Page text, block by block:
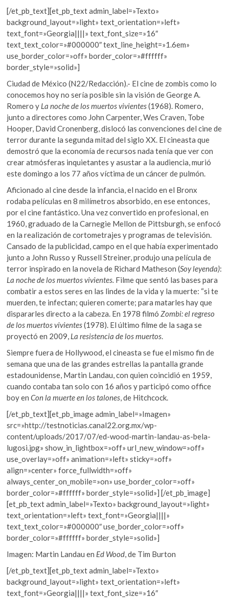
[/et_pb_text][et_pb_text admin_label=»Texto»
background_layout=»light» text_orientation=»left»
text_font=»Georgia||||» text_font_size=»16″
text_text_color=»#000000″ text_line_height=»1.6em»
use_border_color=»off» border_color=»#ffffff»
border_style=»solid»]
Ciudad de México (N22/Redacción).- El cine de zombis como lo
conocemos hoy no sería posible sin la visión de George A.
Romero y La noche de los muertos vivientes(1968). Romero,
junto a directores como John Carpenter, Wes Craven, Tobe
Hooper, David Cronenberg, dislocó las convenciones del cine de
terror durante la segunda mitad del siglo XX. El cineasta que
demostró que la economía de recursos nada tenía que ver con
crear atmósferas inquietantes y asustar a la audiencia, murió
este domingo a los 77 años víctima de un cáncer de pulmón.
Aficionado al cine desde la infancia, el nacido en el Bronx
rodaba películas en 8 milímetros absorbido, en ese entonces,
por el cine fantástico. Una vez convertido en profesional, en
1960, graduado de la Carnegie Mellon de Pittsburgh, se enfocó
en la realización de cortometrajes y programas de televisión.
Cansado de la publicidad, campo en el que había experimentado
junto a John Russo y Russell Streiner, produjo una película de
terror inspirado en la novela de Richard Matheson (Soy leyenda):
La noche de los muertos vivientes. Filme que sentó las bases para
combatir a estos seres en las lindes de la vida y la muerte: “si te
muerden, te infectan; quieren comerte; para matarles hay que
dispararles directo a la cabeza. En 1978 filmóZombi: el regreso
de los muertos vivientes(1978). El último filme de la saga se
proyectó en 2009, La resistencia de los muertos.
Siempre fuera de Hollywood, el cineasta se fue el mismo fin de
semana que una de las grandes estrellas la pantalla grande
estadounidense, Martin Landau, con quien coincidió en 1959,
cuando contaba tan solo con 16 años y participó como office
boy enCon la muerte en los talones, de Hitchcock.
[/et_pb_text][et_pb_image admin_label=»Imagen»
src=»http://testnoticias.canal22.org.mx/wp-
content/uploads/2017/07/ed-wood-martin-landau-as-bela-
lugosi.jpg» show_in_lightbox=»off» url_new_window=»off»
use_overlay=»off» animation=»left» sticky=»off»
align=»center» force_fullwidth=»off»
always_center_on_mobile=»on» use_border_color=»off»
border_color=»#ffffff» border_style=»solid»] [/et_pb_image]
[et_pb_text admin_label=»Texto» background_layout=»light»
text_orientation=»left» text_font=»Georgia||||»
text_text_color=»#000000″ use_border_color=»off»
border_color=»#ffffff» border_style=»solid»]
Imagen: Martin Landau en Ed Wood, de Tim Burton
[/et_pb_text][et_pb_text admin_label=»Texto»
background_layout=»light» text_orientation=»left»
text_font=»Georgia||||» text_font_size=»16″